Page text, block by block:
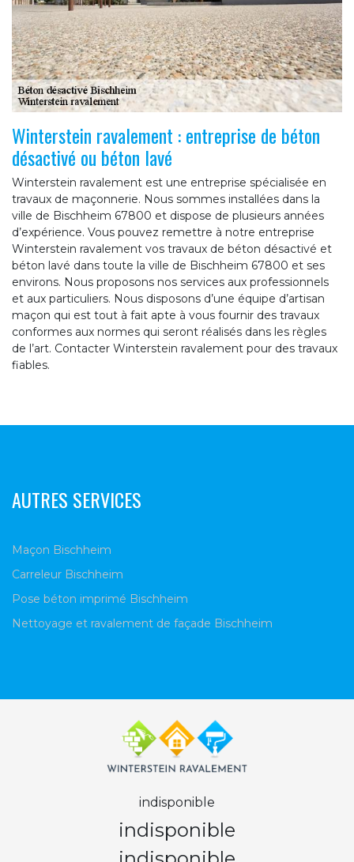
Winterstein ravalement : entreprise de béton
désactivé ou béton lavé
Winterstein ravalement est une entreprise spécialisée en
travaux de maçonnerie. Nous sommes installées dans la
ville de Bischheim 67800 et dispose de plusieurs années
d’expérience. Vous pouvez remettre à notre entreprise
Winterstein ravalement vos travaux de béton désactivé et
béton lavé dans toute la ville de Bischheim 67800 et ses
environs. Nous proposons nos services aux professionnels
et aux particuliers. Nous disposons d’une équipe d’artisan
maçon qui est tout à fait apte à vous fournir des travaux
conformes aux normes qui seront réalisés dans les règles
de l’art. Contacter Winterstein ravalement pour des travaux
fiables.
AUTRES SERVICES
Maçon Bischheim
Carreleur Bischheim
Pose béton imprimé Bischheim
Nettoyage et ravalement de façade Bischheim
indisponible
indisponible